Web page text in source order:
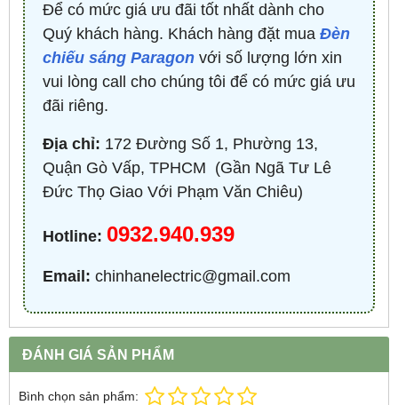
Để có mức giá ưu đãi tốt nhất dành cho
Quý khách hàng. Khách hàng đặt mua Đèn
chiếu sáng Paragon với số lượng lớn xin
vui lòng call cho chúng tôi để có mức giá ưu
đãi riêng.
Địa chỉ: 172 Đường Số 1, Phường 13,
Quận Gò Vấp, TPHCM ​ (Gần Ngã Tư Lê
Đức Thọ Giao Với Phạm Văn Chiêu)
Hotline: 0932.940.939
Email: chinhanelectric@gmail.com
ĐÁNH GIÁ SẢN PHẨM
Bình chọn sản phẩm: